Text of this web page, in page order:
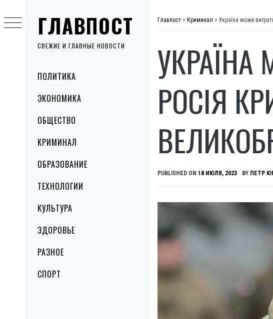
ГЛАВПОСТ
СВЕЖИЕ И ГЛАВНЫЕ НОВОСТИ
MenuПОЛИТИКА
ЭКОНОМИКА
ОБЩЕСТВО
КРИМИНАЛ
ОБРАЗОВАНИЕ
ТЕХНОЛОГИИ
КУЛЬТУРА
ЗДОРОВЬЕ
РАЗНОЕ
СПОРТ
to
content
Главпост > Криминал > Україна може
УКРАЇНА
РОСІЯ
PUBLISHED ON 18 ИЮЛЯ, 2023 BY ПЕТР